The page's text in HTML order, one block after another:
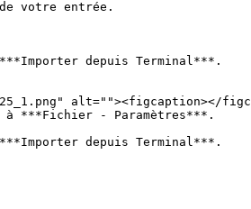
votre entrée.
depuis Terminal***.
à ***Fichier - Paramètres***.
depuis Terminal***.